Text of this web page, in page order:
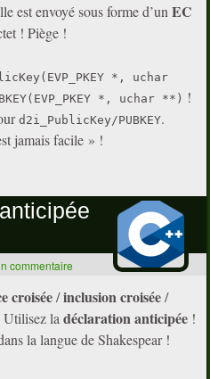
est envoyé sous forme d’un EC
! Piège !
*, uchar
*, uchar **) !
d2i_PublicKey/PUBKEY.
jamais facile » !
commentaire
croisée/inclusion croisée/
la déclaration anticipée !
la langue de Shakespear !